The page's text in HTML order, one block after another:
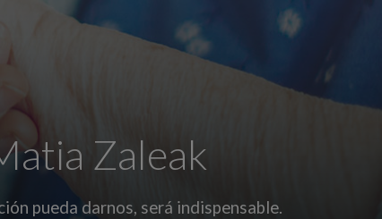
Zaleak
pueda darnos, será indispensable.